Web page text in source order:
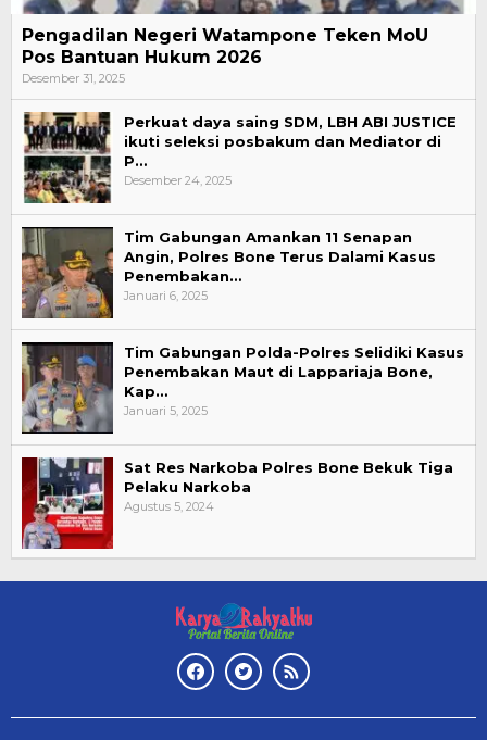
Pengadilan Negeri Watampone Teken MoU
Pos Bantuan Hukum 2026
Desember 31, 2025
Perkuat daya saing SDM, LBH ABI JUSTICE
ikuti seleksi posbakum dan Mediator di
P…
Desember 24, 2025
Tim Gabungan Amankan 11 Senapan
Angin, Polres Bone Terus Dalami Kasus
Penembakan…
Januari 6, 2025
Tim Gabungan Polda-Polres Selidiki Kasus
Penembakan Maut di Lappariaja Bone,
Kap…
Januari 5, 2025
Sat Res Narkoba Polres Bone Bekuk Tiga
Pelaku Narkoba
Agustus 5, 2024